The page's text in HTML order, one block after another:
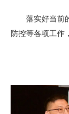
落实好当前
防控等各项工作